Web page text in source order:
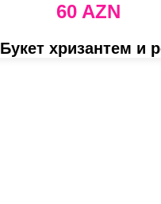
60 AZN
Букет хризантем и